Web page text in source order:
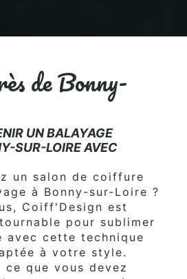
de Bonny-
UN BALAYAGE
SUR-LOIRE AVEC
un salon de coiffure
à Bonny-sur-Loire ?
Coiff'Design est
pour sublimer
avec cette technique
à votre style.
que vous devez